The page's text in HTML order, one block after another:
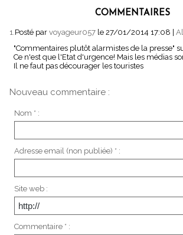
COMMENTAIRES
1.Posté par voyageur057 le 27/01/2014 17:08
"Commentaires plutôt alarmistes de la presse"
Ce n'est que l'Etat d'urgence! Mais les médias
Il ne faut pas décourager les touristes
Nouveau commentaire :
Nom * :
Adresse email (non publiée) * :
Site web :
Commentaire * :